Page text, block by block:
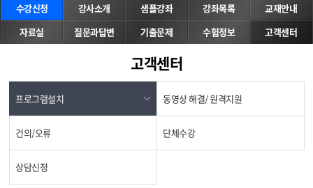
수강신청 강사소개 샘플강좌 강좌목록
교재안내
자료실
질문과답변 기출문제 수험정보 고객센터
고객센터
프로그램설치 동영상 해결/ 원격지원
건의/오류 단체수강
상담신청